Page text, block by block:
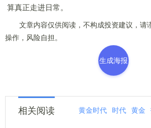
算真正走进日常。
文章内容仅供阅读，不构成投资建议，请
操作，风险自担。
生成海报
相关阅读 黄金时代 时代 黄金